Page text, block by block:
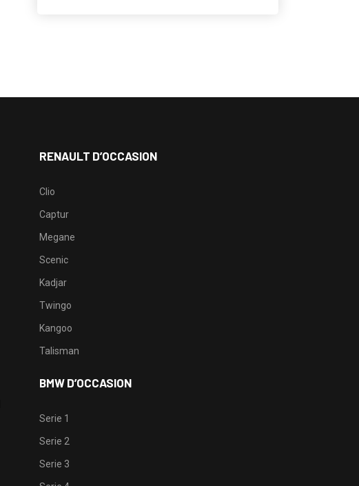
RENAULT D’OCCASION
Clio
Captur
Megane
Scenic
Kadjar
Twingo
Kangoo
Talisman
BMW D’OCCASION
Serie 1
Serie 2
Serie 3